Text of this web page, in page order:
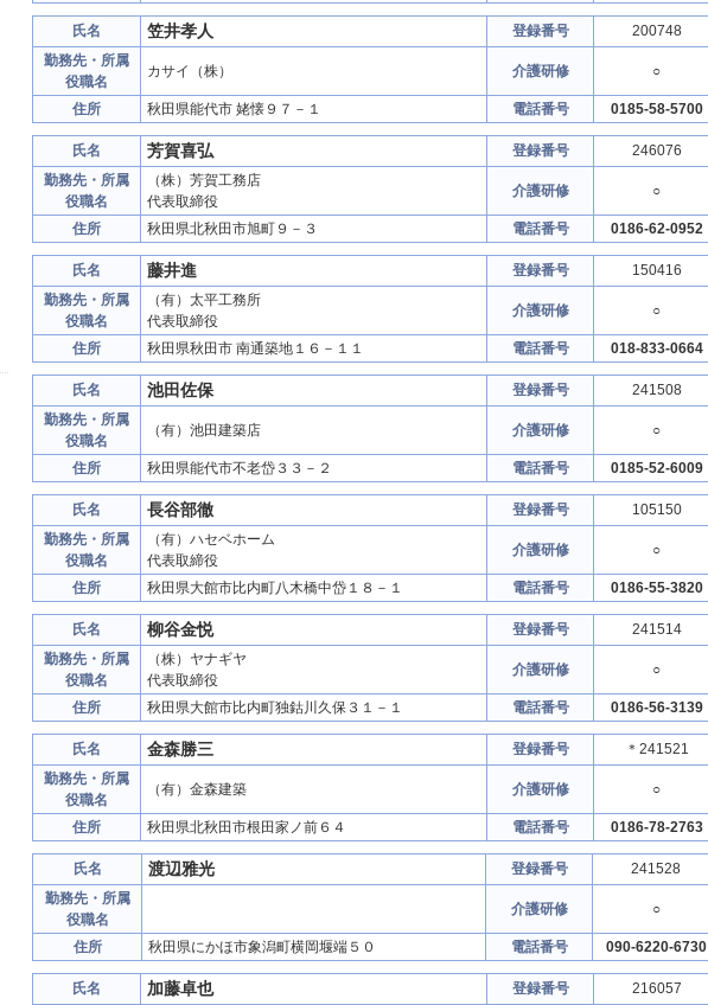
氏名 笠井孝人 登録番号
200748
勤務先・所属
役職名
カサイ（株） 介護研修 ○
住所 秋田県能代市 姥懐９７－１ 電話番号 0185-58-5700
氏名 芳賀喜弘 登録番号
246076
勤務先・所属
役職名
（株）芳賀工務店
代表取締役
介護研修 ○
住所 秋田県北秋田市旭町９－３ 電話番号 0186-62-0952
氏名 藤井進 登録番号
150416
勤務先・所属
役職名
（有）太平工務所
代表取締役
介護研修 ○
住所 秋田県秋田市 南通築地１６－１１ 電話番号 018-833-0664
氏名 池田佐保 登録番号
241508
勤務先・所属
役職名
（有）池田建築店 介護研修 ○
住所 秋田県能代市不老岱３３－２ 電話番号 0185-52-6009
氏名 長谷部徹 登録番号
105150
勤務先・所属
役職名
（有）ハセベホーム
代表取締役
介護研修 ○
住所 秋田県大館市比内町八木橋中岱１８－１ 電話番号 0186-55-3820
氏名 柳谷金悦 登録番号
241514
勤務先・所属
役職名
（株）ヤナギヤ
代表取締役
介護研修 ○
住所 秋田県大館市比内町独鈷川久保３１－１ 電話番号 0186-56-3139
氏名 金森勝三 登録番号
＊241521
勤務先・所属
役職名
（有）金森建築 介護研修 ○
住所 秋田県北秋田市根田家ノ前６４ 電話番号 0186-78-2763
氏名 渡辺雅光 登録番号
241528
勤務先・所属
役職名
介護研修 ○
住所 秋田県にかほ市象潟町横岡堰端５０ 電話番号 090-6220-6730
氏名 加藤卓也 登録番号 216057